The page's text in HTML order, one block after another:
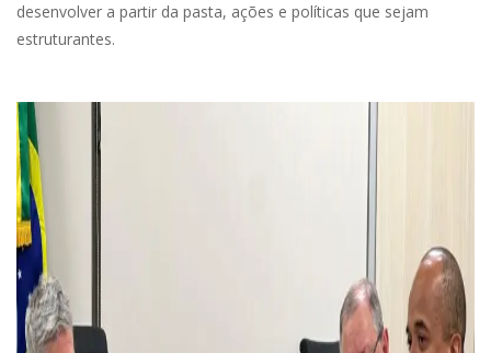
desenvolver a partir da pasta, ações e políticas que sejam
estruturantes.